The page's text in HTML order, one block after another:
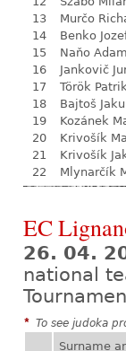
13
Murčo
14
Benko
15
Naňo
16
Jankovič
17
Török
18
Bajtoš
19
Kozánek
20
Krivošík
21
Krivošík
22
Mlynarčík
EC
26. 04.
national
* To see judoka
Surname